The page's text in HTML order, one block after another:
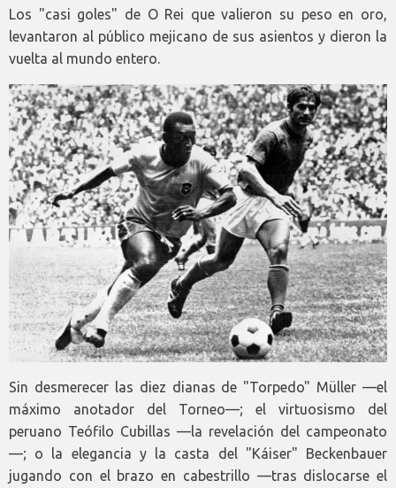
Los "casi goles" de O Rei que valieron su peso en oro,
levantaron al público mejicano de sus asientos y dieron la
vuelta al mundo entero.
Sin desmerecer las diez dianas de "Torpedo" Müller —el
máximo anotador del Torneo—; el virtuosismo del
peruano Teófilo Cubillas —la revelación del campeonato
—; o la elegancia y la casta del "Káiser" Beckenbauer
jugando con el brazo en cabestrillo —tras dislocarse el